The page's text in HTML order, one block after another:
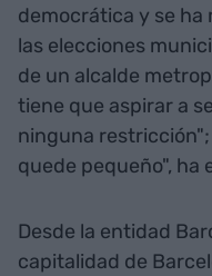
democrática y se
las elecciones
de un alcalde
tiene que aspirar a
ninguna
quede pequeño", ha
Desde la entidad
capitalidad de